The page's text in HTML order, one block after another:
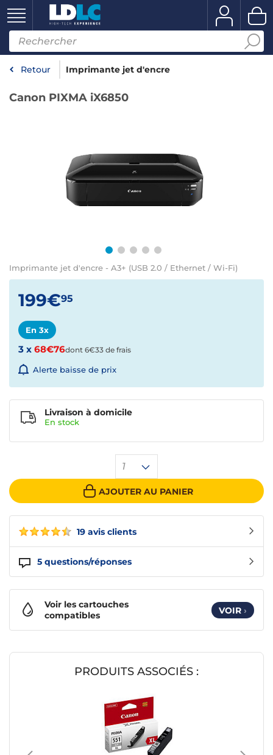
Retour Imprimante jet d'encre
Canon PIXMA iX6850
Imprimante jet d'encre - A3+ (USB 2.0 / Ethernet / Wi-Fi)
19 avis clients
5 questions/réponses
199€95
En 3x
3 x 68€76dont 6€33 de frais
Alerte baisse de prix
1
AJOUTER AU PANIER
Livraison à domicile
En stock
Voir les cartouches
compatibles
VOIR ›
PRODUITS ASSOCIÉS :